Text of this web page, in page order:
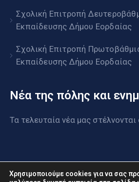
Σχολική Επιτροπή
Εκπαίδευσης Δήμου Εορδαίας
Σχολική Επιτροπή
Εκπαίδευσης Δήμου Εορδαίας
Νέα της πόλης και
Τα τελευταία νέα μας
Χρησιμοποιούμε cookies για να σας